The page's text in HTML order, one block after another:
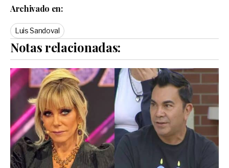
Archivado en:
Luis Sandoval
Notas relacionadas: